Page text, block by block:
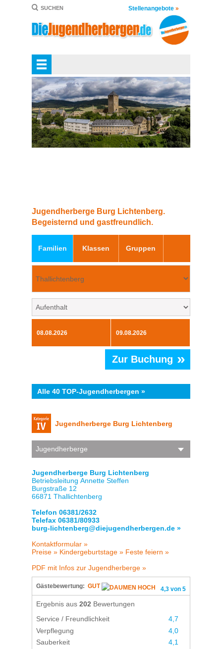
SUCHEN Stellenangebote »
Jugendherberge Burg Lichtenberg.
Begeisternd und gastfreundlich.
Familien Klassen Gruppen
Zur Buchung »
Alle 40 TOP-Jugendherbergen »
Jugendherberge Burg Lichtenberg
Jugendherberge
Jugendherberge Burg Lichtenberg
Betriebsleitung Annette Steffen
Burgstraße 12
66871 Thallichtenberg
Telefon 06381/2632
Telefax 06381/80933
burg-lichtenberg@diejugendherbergen.de »
Kontaktformular »
Preise » Kindergeburtstage » Feste feiern »
PDF mit Infos zur Jugendherberge »
Gästebewertung: GUT 4,3 von 5
Ergebnis aus 202 Bewertungen
Service / Freundlichkeit
4,7
Verpflegung
4,0
Sauberkeit
4,1